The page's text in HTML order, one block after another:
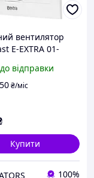
вентилятор
E-EXTRA 01-
відправки
₴/міс
Купити
100%